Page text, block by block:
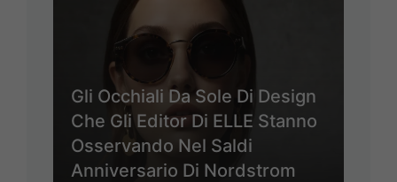
Gli Occhiali Da Sole Di Design
Che Gli Editor Di ELLE Stanno
Osservando Nel Saldi
Anniversario Di Nordstrom